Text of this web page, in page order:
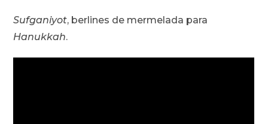
Sufganiyot, berlines de mermelada para
Hanukkah.